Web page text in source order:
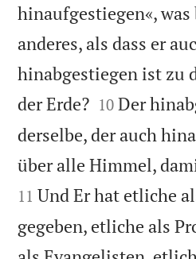
hinaufgestiegen«, was
anderes, als dass er
hinabgestiegen ist zu
der Erde?
10 Der
derselbe, der auch
über alle Himmel,
11 Und Er hat etliche
gegeben, etliche als